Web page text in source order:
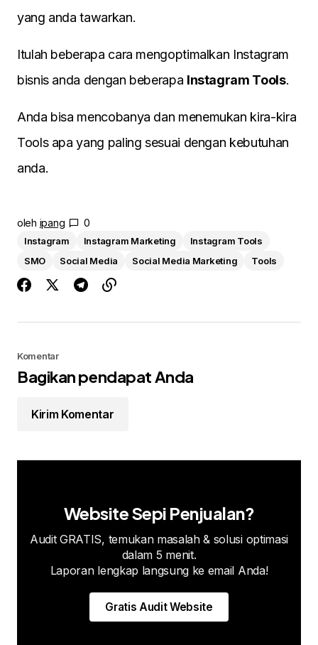
yang anda tawarkan.
Itulah beberapa cara mengoptimalkan Instagram
bisnis anda dengan beberapa Instagram Tools.
Anda bisa mencobanya dan menemukan kira-kira
Tools apa yang paling sesuai dengan kebutuhan
anda.
oleh ipang 0
Instagram Instagram Marketing
Instagram Tools
SMO
Social Media Social Media Marketing Tools
Komentar
Bagikan pendapat Anda
Kirim Komentar
Website Sepi Penjualan?
Audit GRATIS, temukan masalah & solusi optimasi
dalam 5 menit.
Laporan lengkap langsung ke email Anda!
Gratis Audit Website